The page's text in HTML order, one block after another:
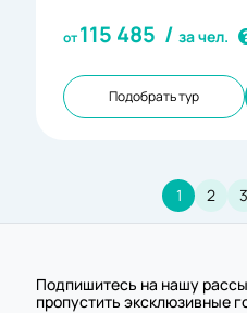
от115 485 / за чел.
Подобрать тур
1 2 3
Подпишитесь на нашу
пропустить эксклюзивные